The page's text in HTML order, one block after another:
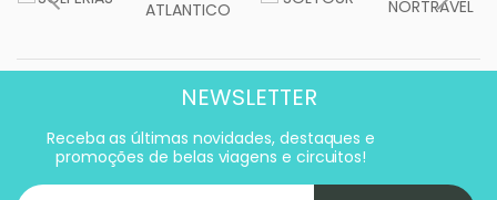
NEWSLETTER
Receba as últimas novidades, destaques e
promoções de belas viagens e circuitos!